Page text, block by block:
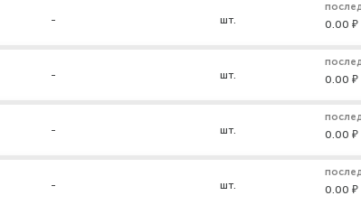
- шт. 0.00 ₽
- шт. 0.00 ₽
- шт. 0.00 ₽
- шт. 0.00 ₽